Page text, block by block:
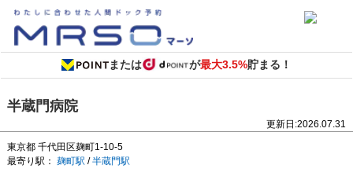
または が最大3.5%貯まる！
半蔵門病院
更新日:2026.07.31
東京都 千代田区麹町1-10-5
最寄り駅： 麹町駅 /半蔵門駅